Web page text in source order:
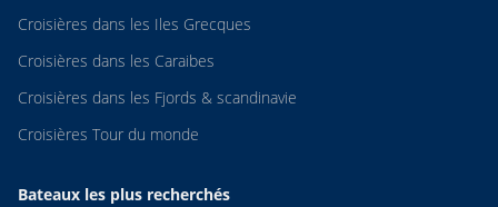
Croisières dans les Iles Grecques
Croisières dans les Caraibes
Croisières dans les Fjords & scandinavie
Croisières Tour du monde
Bateaux les plus recherchés